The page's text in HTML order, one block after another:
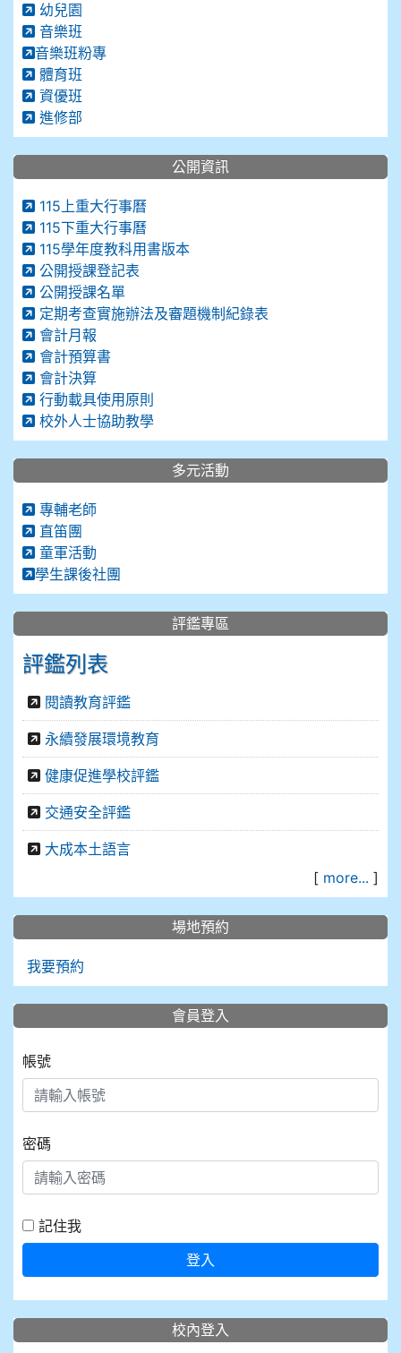
幼兒園
音樂班
音樂班粉專
體育班
資優班
進修部
公開資訊
115上重大行事曆
115下重大行事曆
115學年度教科用書版本
公開授課登記表
公開授課名單
定期考查實施辦法及審題機制紀錄表
會計月報
會計預算書
會計決算
行動載具使用原則
校外人士協助教學
多元活動
專輔老師
直笛團
童軍活動
學生課後社團
評鑑專區
評鑑列表
閱讀教育評鑑
永續發展環境教育
健康促進學校評鑑
交通安全評鑑
大成本土語言
[ more... ]
場地預約
我要預約
會員登入
帳號
密碼
記住我
登入
校內登入